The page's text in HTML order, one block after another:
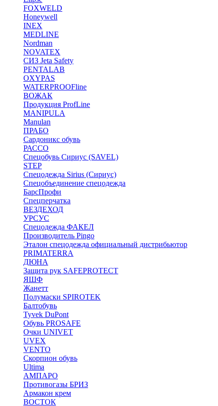
FOXWELD
Honeywell
INEX
MEDLINE
Nordman
NOVATEX
СИЗ Jeta Safety
PENTALAB
OXYPAS
WATERPROOFline
ВОЖАК
Продукция ProfLine
MANIPULA
Manulan
ПРАБО
Сардоникс обувь
РАССО
Спецобувь Сириус (SAVEL)
STEP
Спецодежда Sirius (Сириус)
Спецобъединение спецодежда
БарсПрофи
Спецперчатка
ВЕЗДЕХОД
УРСУС
Спецодежда ФАКЕЛ
Производитель Pingo
Эталон спецодежда официальный дистрибьютор
PRIMATERRA
ДЮНА
Защита рук SAFEPROTECT
ЯШФ
Жанетт
Полумаски SPIROTEK
Балтобувь
Tyvek DuPont
Обувь PROSAFE
Очки UNIVET
UVEX
VENTO
Скорпион обувь
Ultima
АМПАРО
Противогазы БРИЗ
Армакон крем
ВОСТОК